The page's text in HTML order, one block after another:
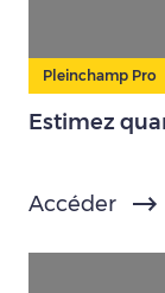
Pleinchamp Pro
Estimez
Accéder